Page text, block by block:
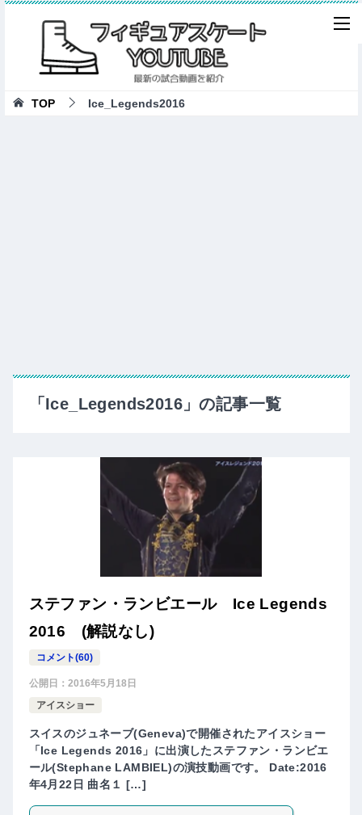
TOP Ice_Legends2016
「Ice_Legends2016」の記事一覧
ステファン・ランビエール Ice Legends
2016 (解説なし)
コメント(60)
公開日： 2016年5月18日
アイスショー
スイスのジュネーブ(Geneva)で開催されたアイスショー
「Ice Legends 2016」に出演したステファン・ランビエ
ール(Stephane LAMBIEL)の演技動画です。 Date:2016
年4月22日 曲名１ […]